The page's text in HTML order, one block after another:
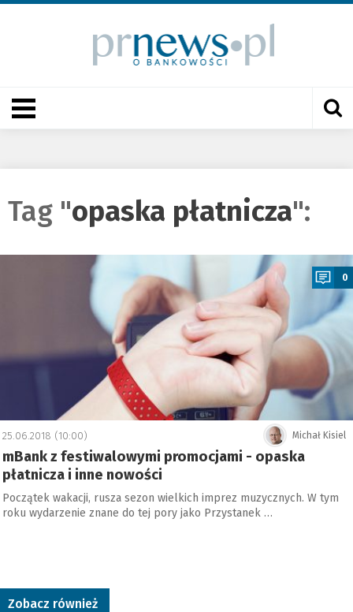
Tag "opaska płatnicza":
0
Michał Kisiel
25.06.2018 (10:00)
mBank z festiwalowymi promocjami - opaska
płatnicza i inne nowości
Początek wakacji, rusza sezon wielkich imprez muzycznych. W tym
roku wydarzenie znane do tej pory jako Przystanek …
Zobacz również